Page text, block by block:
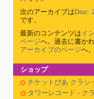
次のアーカイブはDisc:
です。
最新のコンテンツはイ
ページへ。過去に書か
アーカイブのページへ。
ショップ
チケットぴあ クラシ
タワーレコード - ク